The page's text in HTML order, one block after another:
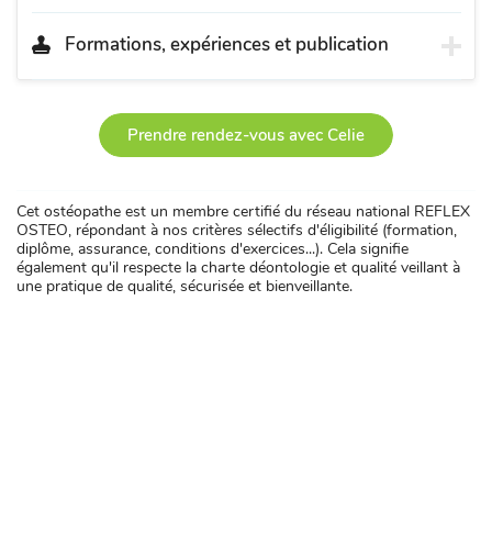
Formations, expériences et publication
Prendre rendez-vous avec Celie
Cet ostéopathe est un membre certifié du réseau national REFLEX
OSTEO, répondant à nos critères sélectifs d'éligibilité (formation,
diplôme, assurance, conditions d'exercices...). Cela signifie
également qu'il respecte la charte déontologie et qualité veillant à
une pratique de qualité, sécurisée et bienveillante.